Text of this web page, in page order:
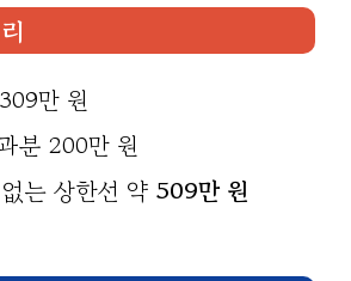
만 원
분 200만 원
는 상한선 약 509만 원